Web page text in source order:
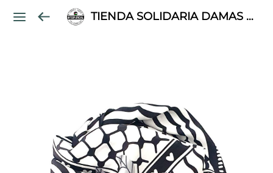
TIENDA SOLIDARIA DAMAS PALESTINAS